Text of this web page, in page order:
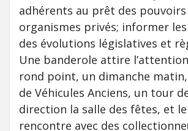
adhérents au prêt des
organismes privés; informer
des évolutions législatives et
Une banderole attire
rond point, un dimanche
de Véhicules Anciens, un tour
direction la salle des fêtes, et
rencontre avec des